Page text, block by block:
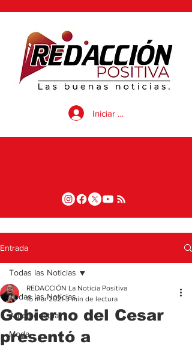
Iniciar sesión
Entrada
Todas las Noticias
Agroindustria
Moda
Todas las Noticias
Gobierno del Cesar
presentó a
REDACCIÓN La Noticia Positiva
15 mar 2021 3 min de lectura